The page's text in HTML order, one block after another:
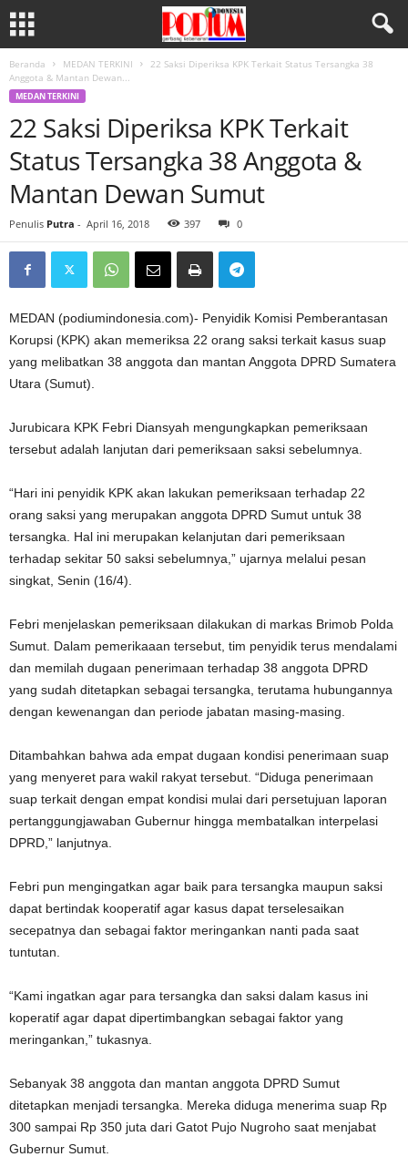
Beranda MEDAN TERKINI
22 Saksi Diperiksa KPK Terkait Status Tersangka 38
Anggota & Mantan Dewan...
MEDAN TERKINI
22 Saksi Diperiksa KPK Terkait
Status Tersangka 38 Anggota &
Mantan Dewan Sumut
Penulis Putra - April 16, 2018 397 0
MEDAN (podiumindonesia.com)- Penyidik Komisi Pemberantasan
Korupsi (KPK) akan memeriksa 22 orang saksi terkait kasus suap
yang melibatkan 38 anggota dan mantan Anggota DPRD Sumatera
Utara (Sumut).
Jurubicara KPK Febri Diansyah mengungkapkan pemeriksaan
tersebut adalah lanjutan dari pemeriksaan saksi sebelumnya.
“Hari ini penyidik KPK akan lakukan pemeriksaan terhadap 22
orang saksi yang merupakan anggota DPRD Sumut untuk 38
tersangka. Hal ini merupakan kelanjutan dari pemeriksaan
terhadap sekitar 50 saksi sebelumnya,” ujarnya melalui pesan
singkat, Senin (16/4).
Febri menjelaskan pemeriksaan dilakukan di markas Brimob Polda
Sumut. Dalam pemerikaaan tersebut, tim penyidik terus mendalami
dan memilah dugaan penerimaan terhadap 38 anggota DPRD
yang sudah ditetapkan sebagai tersangka, terutama hubungannya
dengan kewenangan dan periode jabatan masing-masing.
Ditambahkan bahwa ada empat dugaan kondisi penerimaan suap
yang menyeret para wakil rakyat tersebut. “Diduga penerimaan
suap terkait dengan empat kondisi mulai dari persetujuan laporan
pertanggungjawaban Gubernur hingga membatalkan interpelasi
DPRD,” lanjutnya.
Febri pun mengingatkan agar baik para tersangka maupun saksi
dapat bertindak kooperatif agar kasus dapat terselesaikan
secepatnya dan sebagai faktor meringankan nanti pada saat
tuntutan.
“Kami ingatkan agar para tersangka dan saksi dalam kasus ini
koperatif agar dapat dipertimbangkan sebagai faktor yang
meringankan,” tukasnya.
Sebanyak 38 anggota dan mantan anggota DPRD Sumut
ditetapkan menjadi tersangka. Mereka diduga menerima suap Rp
300 sampai Rp 350 juta dari Gatot Pujo Nugroho saat menjabat
Gubernur Sumut.